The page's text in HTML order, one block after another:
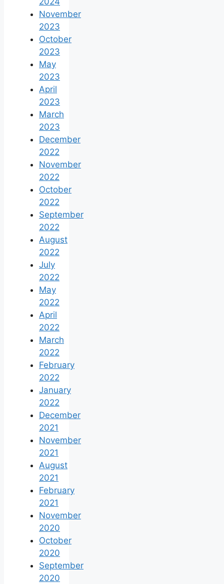
November
2023
October
2023
May
2023
April
2023
March
2023
December
2022
November
2022
October
2022
September
2022
August
2022
July
2022
May
2022
April
2022
March
2022
February
2022
January
2022
December
2021
November
2021
August
2021
February
2021
November
2020
October
2020
September
2020